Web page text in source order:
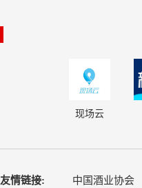
现场云
友情链接: 中国酒业协会